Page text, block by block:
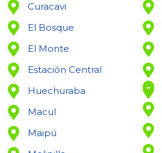
Curacavi
El Bosque
El Monte
Estación Central
Huechuraba
Macul
Maipú